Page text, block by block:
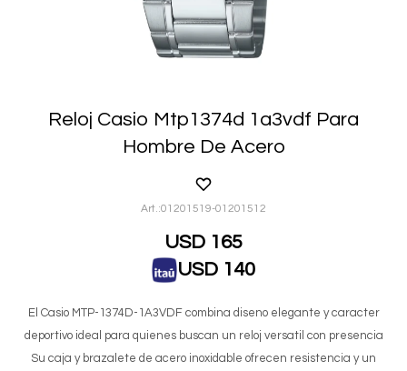
Reloj Casio Mtp1374d 1a3vdf Para
Hombre De Acero
01201519-01201512
USD 165
USD 140
El Casio MTP-1374D-1A3VDF combina diseno elegante y caracter
deportivo ideal para quienes buscan un reloj versatil con presencia
Su caja y brazalete de acero inoxidable ofrecen resistencia y un